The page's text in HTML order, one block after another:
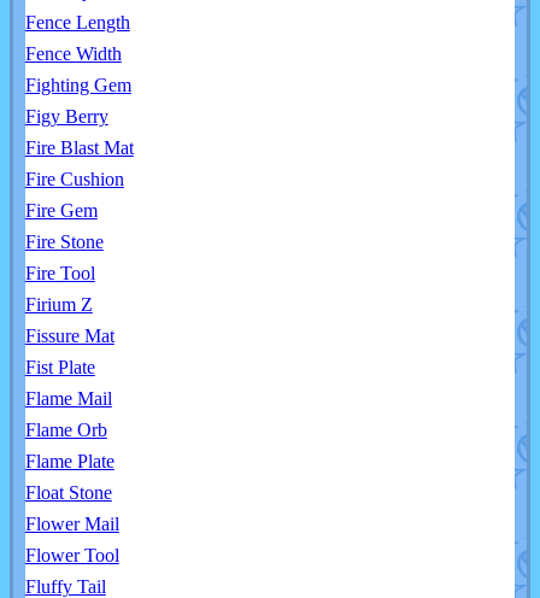
Fence Length
Fence Width
Fighting Gem
Figy Berry
Fire Blast Mat
Fire Cushion
Fire Gem
Fire Stone
Fire Tool
Firium Z
Fissure Mat
Fist Plate
Flame Mail
Flame Orb
Flame Plate
Float Stone
Flower Mail
Flower Tool
Fluffy Tail